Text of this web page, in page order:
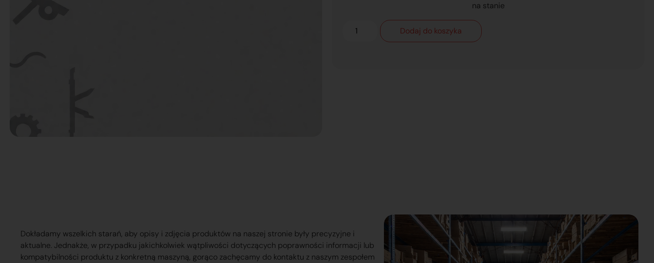
na stanie
Dodaj do koszyka
Dokładamy wszelkich starań, aby opisy i zdjęcia produktów na naszej stronie były precyzyjne i
aktualne. Jednakże, w przypadku jakichkolwiek wątpliwości dotyczących poprawności informacji lub
kompatybilności produktu z konkretną maszyną, gorąco zachęcamy do kontaktu z naszym zespołem